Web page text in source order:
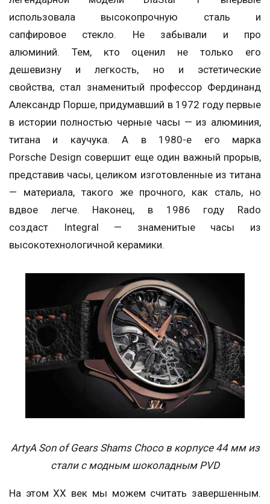
использовала высокопрочную сталь и
сапфировое стекло. Не забывали и про
алюминий. Тем, кто оценил не только его
дешевизну и легкость, но и эстетические
свойства, стал знаменитый профессор Фердинанд
Александр Порше, придумавший в 1972 году первые
в истории полностью черные часы — из алюминия,
титана и каучука. А в 1980-е его марка
Porsche Design совершит еще один важный прорыв,
представив часы, целиком изготовленные из титана
— материала, такого же прочного, как сталь, но
вдвое легче. Наконец, в 1986 году Rado
создаст Integral — знаменитые часы из
высокотехнологичной керамики.
ArtyA Son of Gears Shams Choco в корпусе 44 мм из
стали с модным шоколадным PVD
На этом ХХ век мы можем считать завершенным.